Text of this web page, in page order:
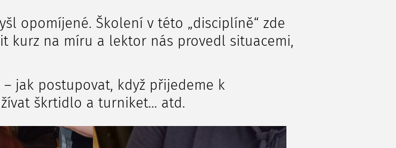
opomíjené. Školení v této „disciplíně“ zde
kurz na míru a lektor nás provedl situacemi,
jak postupovat, když přijedeme k
škrtidlo a turniket… atd.